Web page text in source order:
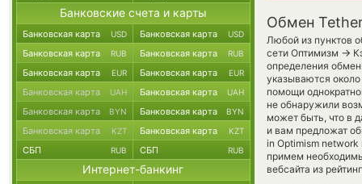
Обмен Tether
Любой из пунктов
сети Оптимизм →
определения
указываются
помощи
не обнаружили
может быть, что в
и вам предложат
in Optimism
примем
вебсайта из
Банковские счета и карты
Банковская карта USD Банковская карта USD
Банковская карта RUB Банковская карта RUB
Банковская карта EUR Банковская карта EUR
Банковская карта UAH Банковская карта UAH
Банковская карта BYN Банковская карта BYN
Банковская карта KZT Банковская карта KZT
СБП RUB СБП RUB
Интернет-банкинг